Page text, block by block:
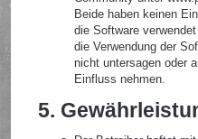
Beide haben keinen
die Software
die Verwendung der
nicht untersagen oder
Einfluss nehmen.
5.